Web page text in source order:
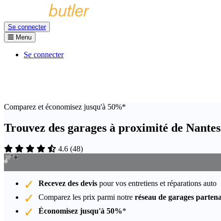
Se connecter
Menu
Se connecter
Comparez et économisez jusqu'à 50%*
Trouvez des garages à proximité de Nantes
4.6 (48)
Recevez des devis pour vos entretiens et réparations auto
Comparez les prix parmi notre réseau de garages
Économisez jusqu'à 50%*